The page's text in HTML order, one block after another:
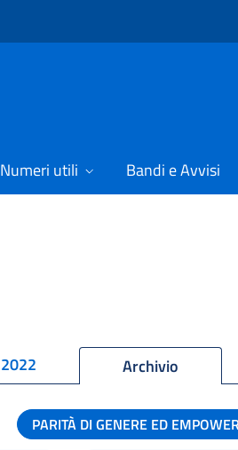
Numeri utili Bandi e Avvisi
2022 Archivio
PARITÀ DI GENERE ED